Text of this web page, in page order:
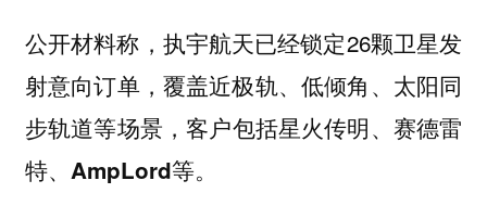
公开材料称，执宇航天已经锁定26颗卫星发
射意向订单，覆盖近极轨、低倾角、太阳同
步轨道等场景，客户包括星火传明、赛德雷
特、AmpLord等。